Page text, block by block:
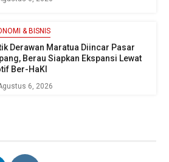
& BISNIS
Derawan Maratua Diincar Pasar
Berau Siapkan Ekspansi Lewat
Ber-HaKI
6, 2026